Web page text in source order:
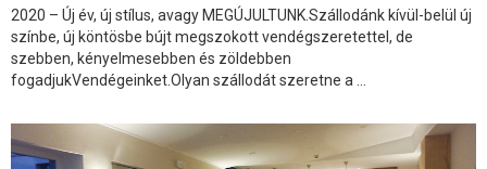
2020 – Új év, új stílus, avagy MEGÚJULTUNK.Szállodánk kívül-belül új
színbe, új köntösbe bújt megszokott vendégszeretettel, de
szebben, kényelmesebben és zöldebben
fogadjukVendégeinket.Olyan szállodát szeretne a ...